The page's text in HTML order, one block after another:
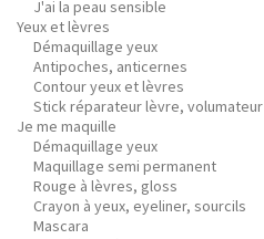
J'ai la peau sensible
Yeux et lèvres
Démaquillage yeux
Antipoches, anticernes
Contour yeux et lèvres
Stick réparateur lèvre, volumateur
Je me maquille
Démaquillage yeux
Maquillage semi permanent
Rouge à lèvres, gloss
Crayon à yeux, eyeliner, sourcils
Mascara